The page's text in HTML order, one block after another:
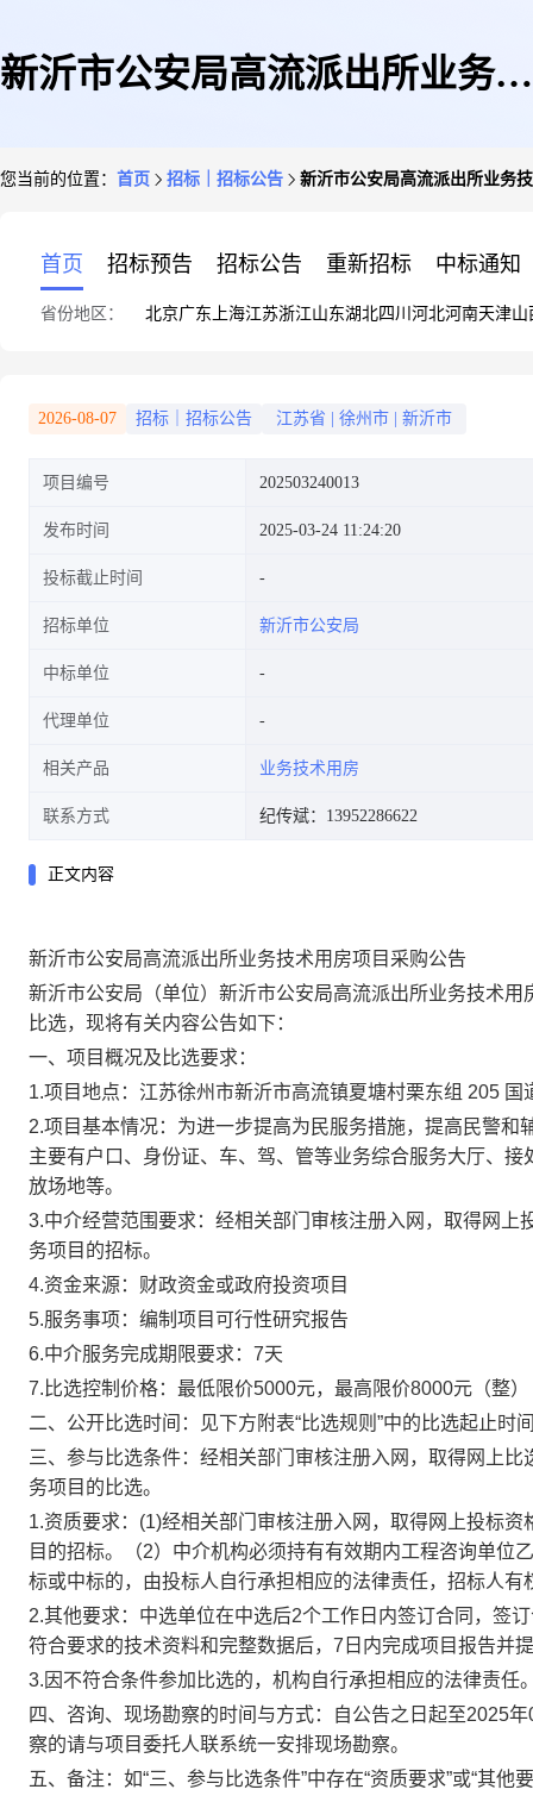
新沂市公安局高流派出所业务技
您当前的位置： 首页 招标｜招标公告 新沂市公安局高流派出所业务
首页 招标预告 招标公告 重新招标 中标通知
省份地区： 北京广东 上海江苏浙江山东湖北四川 河北河南天津山
2026-08-07 招标｜招标公告 江苏省 徐州市 新沂市
项目编号 202503240013
发布时间 2025-03-24 11:24:20
投标截止时间
招标单位 新沂市公安局
中标单位
代理单位
相关产品 业务技术用房
联系方式 纪传斌：13952286622
正文内容
新沂市公安局高流派出所业务技术用房项目 采购公告
新沂市公安局 （单位） 新沂市公安局高流派出所业务技术用
比选，现将有关内容公告如下：
一、项目概况及 比选要求：
1.项目地点： 江苏徐州市新沂市高流镇夏塘村栗东组 205 国
2.项目基本情况： 为进一步提高为民服务措施，提高民警和
主要有户口、身份证、车、驾、管等业务综合服务大厅、
放场地等。
3.中介经营范围要求 ： 经相关部门审核注册入网，取得网上
务项目的招标。
4.资金来源： 财政资金或政府投资项目
5.服务事项： 编制项目可行性研究报告
6.中介服务完成期限要求： 7天
7. 比选控制价格：最低限价5000元，最高限价8000元 （整）
二、 公开比选时间：见下方附表“比选规则”中的 比选起止时
三、 参与比选条件： 经相关部门审核注册入网，取得网上 比
务项目的 比选。
1.资质要求： (1)经相关部门审核注册入网，取得网上投标
目的招标。（2）中介机构必须持有有效期内工程咨询单位
标或中标的，由投标人自行承担相应的法律责任，招标人有
2.其他要求： 中选单位在中选后2个工作日内签订合同，签
符合要求的技术资料和完整数据后，7日内完成项目报告并
3. 因不符合条件参加 比选的， 机构自行承担相应的法律责任
四、咨询、现场勘察的时间与方式： 自公告之日起至2025年
察的请与项目委托人联系统一安排现场勘察。
五、备注 ： 如“三、参与比选条件”中存在“资质要求”或“其